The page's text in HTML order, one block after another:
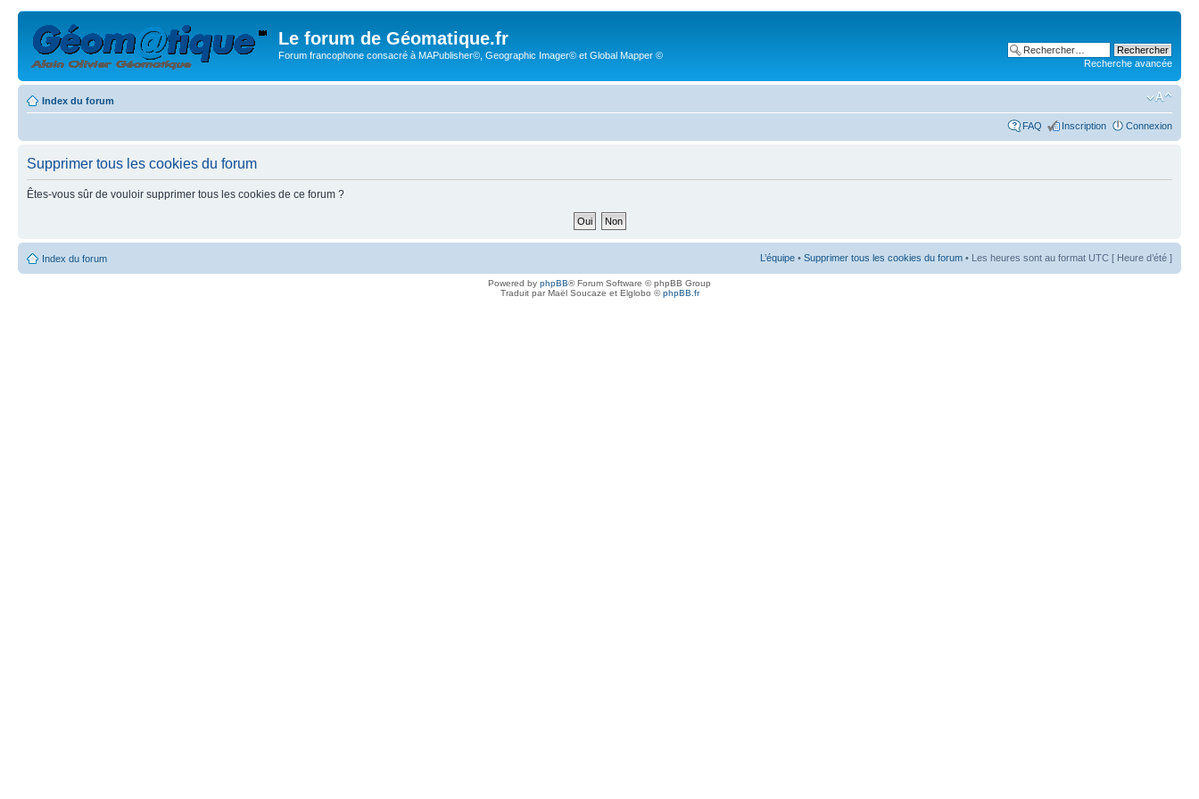
Le forum de Géomatique.fr
Forum francophone consacré à MAPublisher©, Geographic Imager© et Global Mapper ©
Recherche avancée
Index du forum
FAQ Inscription Connexion
Supprimer tous les cookies du forum
Êtes-vous sûr de vouloir supprimer tous les cookies de ce forum ?
Index du forum L’équipe • Supprimer tous les cookies du forum • Les heures sont au format UTC [ Heure d’été ]
Powered by phpBB® Forum Software © phpBB Group
Traduit par Maël Soucaze et Elglobo ©phpBB.fr